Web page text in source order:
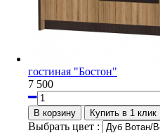
гостиная "Бостон"
7 500
Выбрать цвет :